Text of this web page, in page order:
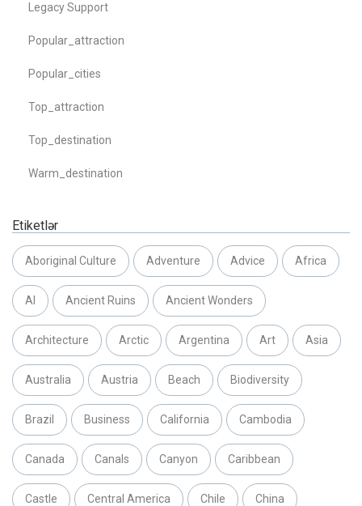
Legacy Support
Popular_attraction
Popular_cities
Top_attraction
Top_destination
Warm_destination
Etiketlər
Aboriginal Culture Adventure Advice Africa
AI Ancient Ruins Ancient Wonders
Architecture Arctic Argentina Art Asia
Australia Austria Beach Biodiversity
Brazil Business California Cambodia
Canada Canals Canyon Caribbean
Castle Central America Chile China